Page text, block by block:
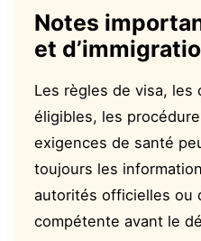
Notes
et
Les règles de visa, les
éligibles, les
exigences de santé
toujours les
autorités officielles ou
compétente avant le